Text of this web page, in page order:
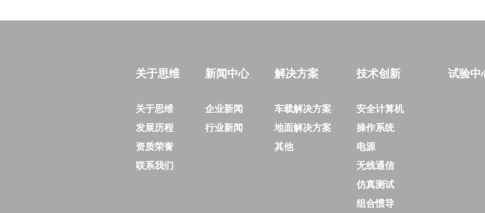
关于思维
关于思维
发展历程
资质荣誉
联系我们
新闻中心
企业新闻
行业新闻
解决方案
车载解决方案
地面解决方案
其他
技术创新
安全计算机
操作系统
电源
无线通信
仿真测试
组合惯导
试验中